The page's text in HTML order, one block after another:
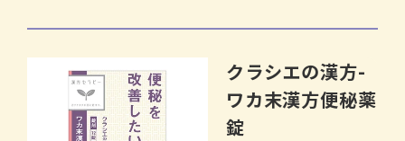
価
クラシエの漢方-
ワカ末漢方便秘薬
錠